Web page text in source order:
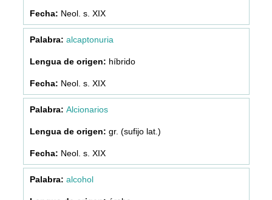
Neol. s. XIX
alcaptonuria
híbrido
Neol. s. XIX
Alcionarios
gr. (sufijo lat.)
Neol. s. XIX
alcohol